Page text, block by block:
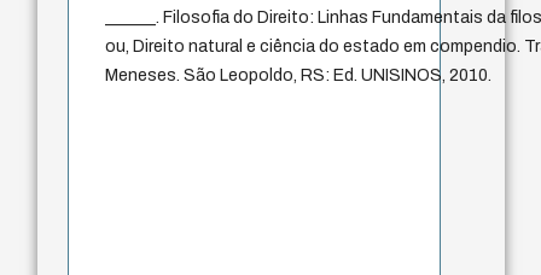
______. Filosofia do Direito: Linhas Fundamentais da
ou, Direito natural e ciência do estado em compendio.
Meneses. São Leopoldo, RS: Ed. UNISINOS, 2010.